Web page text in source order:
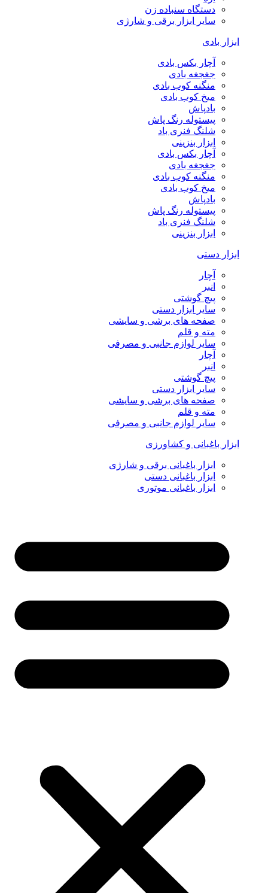
دستگاه سنباده زن
سایر ابزار برقی و شارژی
ابزار بادی
آچار بکس بادی
جغجغه بادی
منگنه کوب بادی
میخ کوب بادی
بادپاش
پیستوله رنگ پاش
شلنگ فنری باد
ابزار بنزینی
آچار بکس بادی
جغجغه بادی
منگنه کوب بادی
میخ کوب بادی
بادپاش
پیستوله رنگ پاش
شلنگ فنری باد
ابزار بنزینی
ابزار دستی
آچار
انبر
پیچ گوشتی
سایر ابزار دستی
صفحه های برشی و سایشی
مته و قلم
سایر لوازم جانبی و مصرفی
آچار
انبر
پیچ گوشتی
سایر ابزار دستی
صفحه های برشی و سایشی
مته و قلم
سایر لوازم جانبی و مصرفی
ابزار باغبانی و کشاورزی
ابزار باغبانی برقی و شارژی
ابزار باغبانی دستی
ابزار باغبانی موتوری